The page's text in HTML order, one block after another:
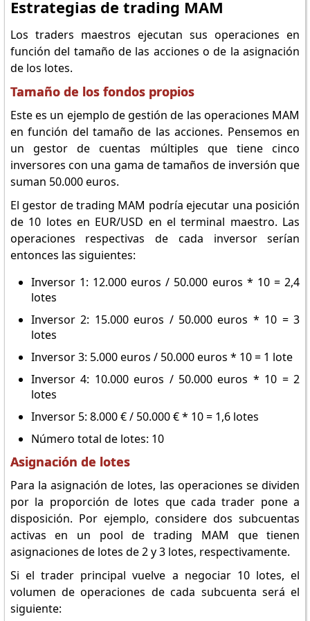
Estrategias de trading MAM
Los traders maestros ejecutan sus operaciones en
función del tamaño de las acciones o de la asignación
de los lotes.
Tamaño de los fondos propios
Este es un ejemplo de gestión de las operaciones MAM
en función del tamaño de las acciones. Pensemos en
un gestor de cuentas múltiples que tiene cinco
inversores con una gama de tamaños de inversión que
suman 50.000 euros.
El gestor de trading MAM podría ejecutar una posición
de 10 lotes en EUR/USD en el terminal maestro. Las
operaciones respectivas de cada inversor serían
entonces las siguientes:
Inversor 1: 12.000 euros / 50.000 euros * 10 = 2,4
lotes
Inversor 2: 15.000 euros / 50.000 euros * 10 = 3
lotes
Inversor 3: 5.000 euros / 50.000 euros * 10 = 1 lote
Inversor 4: 10.000 euros / 50.000 euros * 10 = 2
lotes
Inversor 5: 8.000 € / 50.000 € * 10 = 1,6 lotes
Número total de lotes: 10
Asignación de lotes
Para la asignación de lotes, las operaciones se dividen
por la proporción de lotes que cada trader pone a
disposición. Por ejemplo, considere dos subcuentas
activas en un pool de trading MAM que tienen
asignaciones de lotes de 2 y 3 lotes, respectivamente.
Si el trader principal vuelve a negociar 10 lotes, el
volumen de operaciones de cada subcuenta será el
siguiente: